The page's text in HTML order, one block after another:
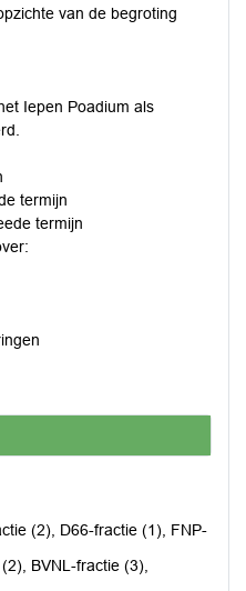
van de begroting
Iepen Poadium als
termijn
termijn
(2), D66-fractie (1), FNP-
BVNL-fractie (3),